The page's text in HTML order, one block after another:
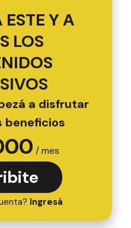
Y A
LOS
a disfrutar
beneficios
/ mes
Ingresá